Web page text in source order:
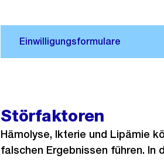
Störfaktoren
Hämolyse, Ikterie und Lipämie
falschen Ergebnissen führen. In